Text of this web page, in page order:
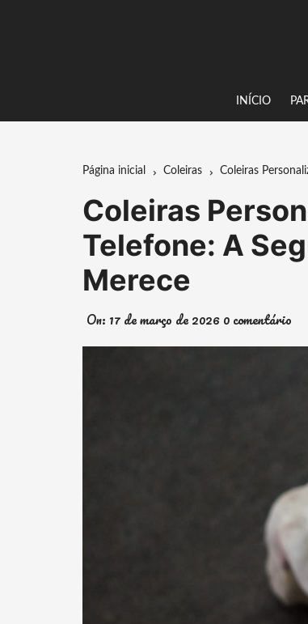
INÍCIO
Página inicial Coleiras Coleiras
Coleiras
Telefone: A
Merece
On: 17 de março de 20260 comentário